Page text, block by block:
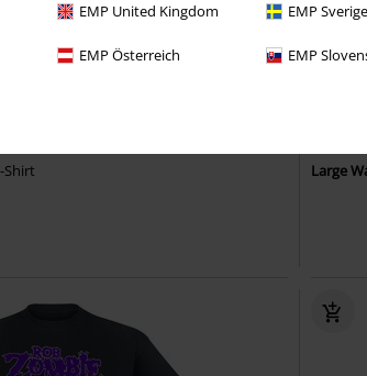
EMP United Kingdom EMP Sverige
EMP Österreich EMP
Shirt Large